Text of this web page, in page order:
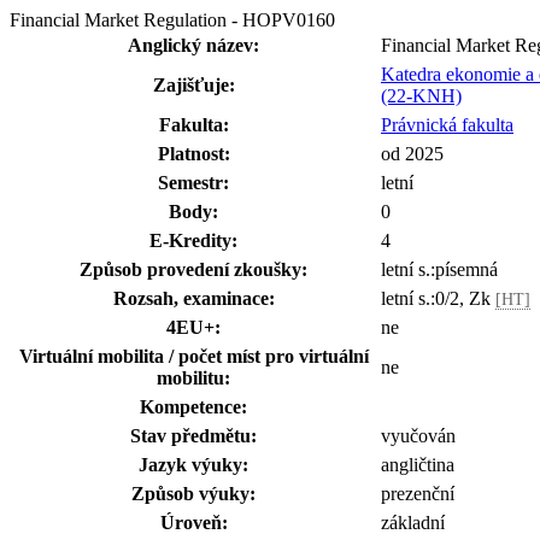
Financial Market Regulation - HOPV0160
Anglický název:
Financial Market
Zajišťuje:
Katedra ekonomie
(22-KNH)
Fakulta:
Právnická fakulta
Platnost:
od 2025
Semestr:
letní
Body:
0
E-Kredity:
4
Způsob provedení zkoušky:
letní s.:písemná
Rozsah, examinace:
letní s.:0/2, Zk [HT]
4EU+:
ne
Virtuální mobilita / počet míst pro virtuální
mobilitu:
ne
Kompetence:
Stav předmětu:
vyučován
Jazyk výuky:
angličtina
Způsob výuky:
prezenční
Úroveň:
základní